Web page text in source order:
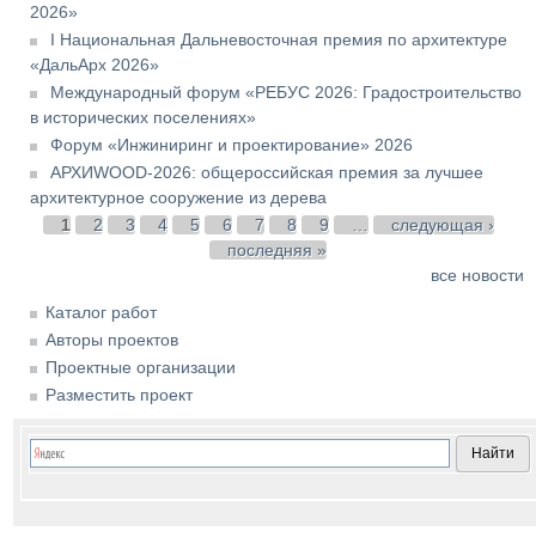
2026»
I Национальная Дальневосточная премия по архитектуре
«ДальАрх 2026»
Международный форум «РЕБУС 2026: Градостроительство
в исторических поселениях»
Форум «Инжиниринг и проектирование» 2026
АРХИWOOD-2026: общероссийская премия за лучшее
архитектурное сооружение из дерева
Страницы
1 2 3 4 5 6 7 8 9
следующая ›
последняя »
все новости
Каталог работ
Авторы проектов
Проектные организации
Разместить проект